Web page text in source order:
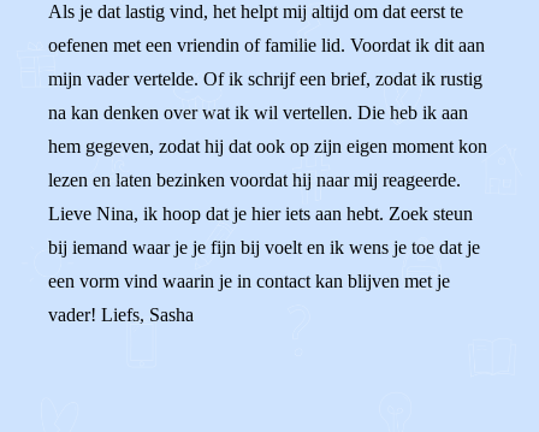
Als je dat lastig vind, het helpt mij altijd om dat eerst te
oefenen met een vriendin of familie lid. Voordat ik dit aan
mijn vader vertelde. Of ik schrijf een brief, zodat ik rustig
na kan denken over wat ik wil vertellen. Die heb ik aan
hem gegeven, zodat hij dat ook op zijn eigen moment kon
lezen en laten bezinken voordat hij naar mij reageerde.
Lieve Nina, ik hoop dat je hier iets aan hebt. Zoek steun
bij iemand waar je je fijn bij voelt en ik wens je toe dat je
een vorm vind waarin je in contact kan blijven met je
vader! Liefs, Sasha